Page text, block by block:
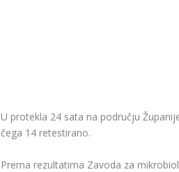
U protekla 24 sata na području
čega 14 retestirano.
Prema rezultatima Zavoda za